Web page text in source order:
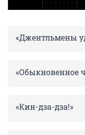
«Джентльмены
«Обыкновенное
«Кин-дза-дза!»